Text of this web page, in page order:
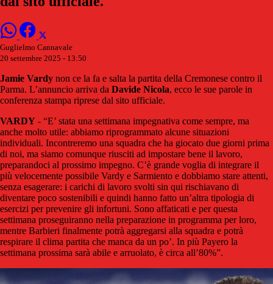
Guglielmo Cannavale
20 settembre 2025 - 13:50
Jamie Vardy non ce la fa e salta la partita della Cremonese contro il
Parma. L’annuncio arriva da Davide Nicola, ecco le sue parole in
conferenza stampa riprese dal sito ufficiale.
VARDY - “E’ stata una settimana impegnativa come sempre, ma
anche molto utile: abbiamo riprogrammato alcune situazioni
individuali. Incontreremo una squadra che ha giocato due giorni prima
di noi, ma siamo comunque riusciti ad impostare bene il lavoro,
preparandoci al prossimo impegno. C’è grande voglia di integrare il
più velocemente possibile Vardy e Sarmiento e dobbiamo stare attenti,
senza esagerare: i carichi di lavoro svolti sin qui rischiavano di
diventare poco sostenibili e quindi hanno fatto un’altra tipologia di
esercizi per prevenire gli infortuni. Sono affaticati e per questa
settimana proseguiranno nella preparazione in programma per loro,
mentre Barbieri finalmente potrà aggregarsi alla squadra e potrà
respirare il clima partita che manca da un po’. In più Payero la
settimana prossima sarà abile e arruolato, è circa all’80%”.